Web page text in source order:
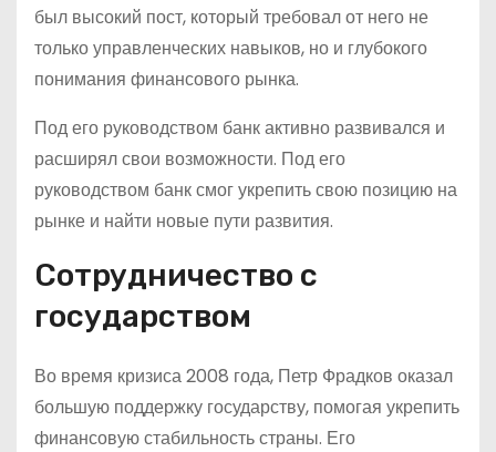
был высокий пост, который требовал от него не
только управленческих навыков, но и глубокого
понимания финансового рынка.
Под его руководством банк активно развивался и
расширял свои возможности. Под его
руководством банк смог укрепить свою позицию на
рынке и найти новые пути развития.
Сотрудничество с
государством
Во время кризиса 2008 года, Петр Фрадков оказал
большую поддержку государству, помогая укрепить
финансовую стабильность страны. Его